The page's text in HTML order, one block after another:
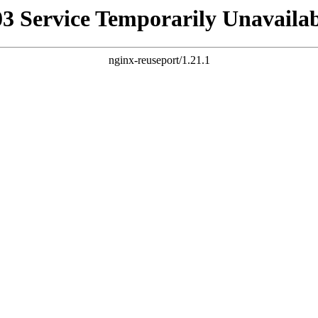
Service Temporarily
nginx-reuseport/1.21.1